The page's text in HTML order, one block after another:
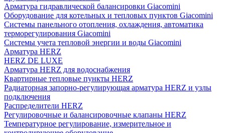
Арматура гидравлической балансировки Giacomini
Оборудование для котельных и тепловых пунктов Giacomini
Системы панельного отопления, охлаждения, автоматика
терморегулирования Giacomini
Системы учета тепловой энергии и воды Giacomini
Арматура HERZ
HERZ DE LUXE
Арматура HERZ для водоснабжения
Квартирные тепловые пункты HERZ
Радиаторная запорно-регулирующая арматура HERZ и узлы
подключения
Распределители HERZ
Регулировочные и балансировочные клапаны HERZ
Температурное регулирование, измерительное и